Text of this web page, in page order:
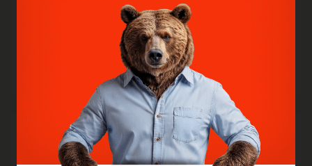
> PARQUET EN CHÊNE POINT DE HONGRIE -
Le parquet devient le fil conducteur entre l'élégance d'hier et la